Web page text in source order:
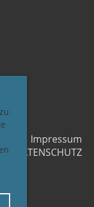
Impressum
DATENSCHUTZ